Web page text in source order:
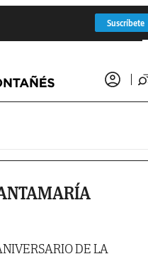
Suscríbete
DE LA